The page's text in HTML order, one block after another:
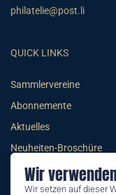
Wir
Wir setzen auf dieser
philatelie@post.li
QUICK LINKS
Sammlervereine
Abonnemente
Aktuelles
Neuheiten-Broschüre